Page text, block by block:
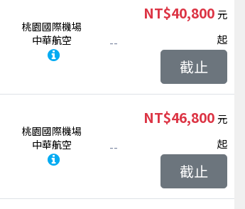
桃園國際機場
中華航空
--
NT$40,800
起
截止
桃園國際機場
中華航空
--
NT$46,800
起
截止